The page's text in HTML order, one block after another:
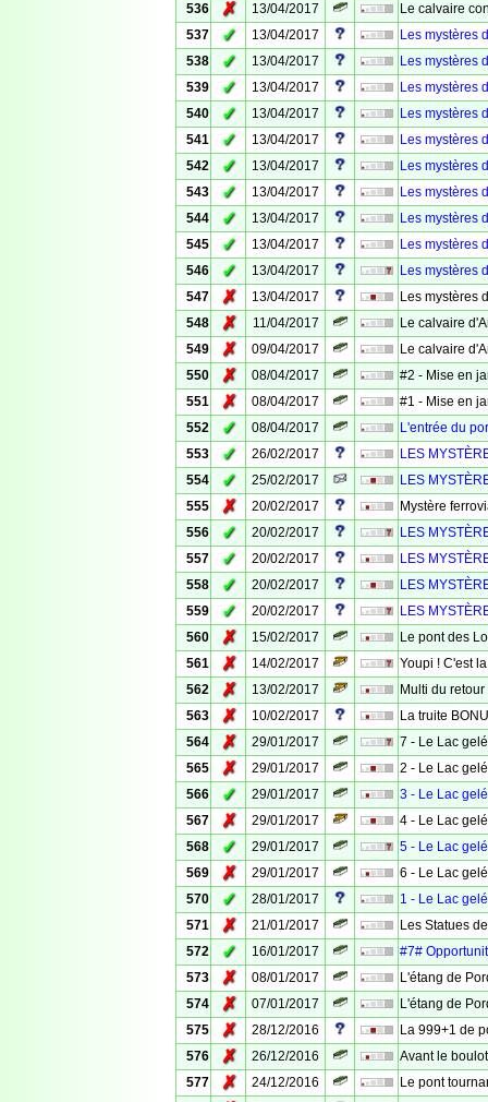
536
✗ 13/04/2017
Le calvaire
537
✓ 13/04/2017
Les mystères
538
✓ 13/04/2017
Les mystères
539
✓ 13/04/2017
Les mystères
540
✓ 13/04/2017
Les mystères
541
✓ 13/04/2017
Les mystères
542
✓ 13/04/2017
Les mystères
543
✓ 13/04/2017
Les mystères
544
✓ 13/04/2017
Les mystères
545
✓ 13/04/2017
Les mystères
546
✓ 13/04/2017
Les mystères
547
✗ 13/04/2017
Les mystères
548
✗ 11/04/2017
Le calvaire
549
✗ 09/04/2017
Le calvaire
550
✗ 08/04/2017
#2 - Mise en
551
✗ 08/04/2017
#1 - Mise en
552
✓ 08/04/2017
L'entrée du
553
✓ 26/02/2017
LES
554
✓ 25/02/2017
LES
555
✗ 20/02/2017
Mystère
556
✓ 20/02/2017
LES
557
✓ 20/02/2017
LES
558
✓ 20/02/2017
LES
559
✓ 20/02/2017
LES
560
✗ 15/02/2017
Le pont des
561
✗ 14/02/2017
Youpi ! C'est
562
✗ 13/02/2017
Multi du
563
✗ 10/02/2017
La truite
564
✗ 29/01/2017
7 - Le Lac
565
✗ 29/01/2017
2 - Le Lac
566
✓ 29/01/2017
3 - Le Lac
567
✗ 29/01/2017
4 - Le Lac
568
✓ 29/01/2017
5 - Le Lac
569
✗ 29/01/2017
6 - Le Lac
570
✓ 28/01/2017
1 - Le Lac
571
✗ 21/01/2017
Les Statues
572
✓ 16/01/2017
#7#
573
✗ 08/01/2017
L'étang de
574
✗ 07/01/2017
L'étang de
575
✗ 28/12/2016
La 999+1 de
576
✗ 26/12/2016
Avant le boulot
577
✗ 24/12/2016
Le pont